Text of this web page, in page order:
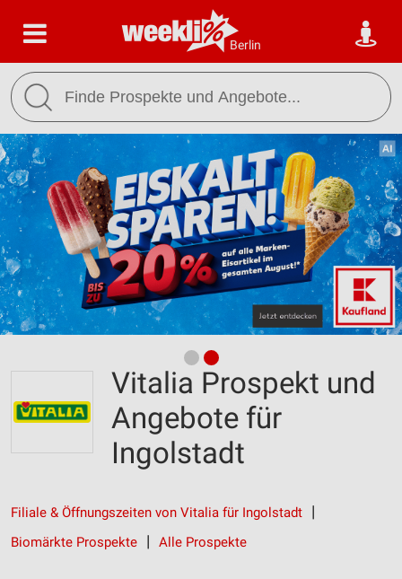
Berlin
Vitalia Prospekt und
Angebote für
Ingolstadt
Filiale & Öffnungszeiten von Vitalia für Ingolstadt
Biomärkte Prospekte
Alle Prospekte